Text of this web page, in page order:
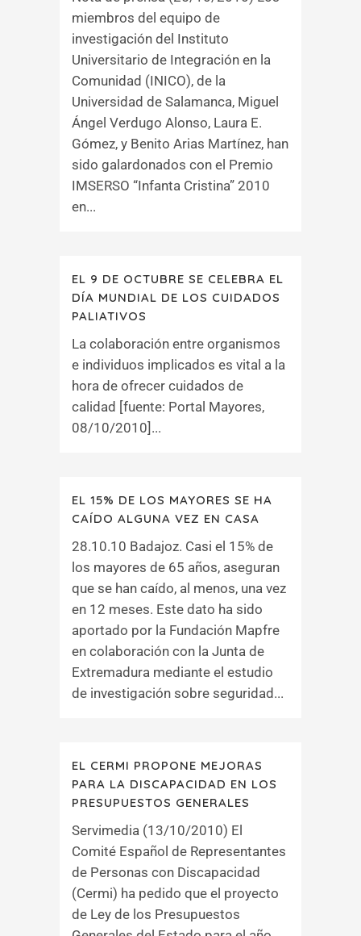
miembros del equipo de
investigación del Instituto
Universitario de Integración en la
Comunidad (INICO), de la
Universidad de Salamanca, Miguel
Ángel Verdugo Alonso, Laura E.
Gómez, y Benito Arias Martínez, han
sido galardonados con el Premio
IMSERSO “Infanta Cristina” 2010
en...
EL 9 DE OCTUBRE SE CELEBRA EL
DÍA MUNDIAL DE LOS CUIDADOS
PALIATIVOS
La colaboración entre organismos
e individuos implicados es vital a la
hora de ofrecer cuidados de
calidad [fuente: Portal Mayores,
08/10/2010]...
EL 15% DE LOS MAYORES SE HA
CAÍDO ALGUNA VEZ EN CASA
28.10.10 Badajoz. Casi el 15% de
los mayores de 65 años, aseguran
que se han caído, al menos, una vez
en 12 meses. Este dato ha sido
aportado por la Fundación Mapfre
en colaboración con la Junta de
Extremadura mediante el estudio
de investigación sobre seguridad...
EL CERMI PROPONE MEJORAS
PARA LA DISCAPACIDAD EN LOS
PRESUPUESTOS GENERALES
Servimedia (13/10/2010) El
Comité Español de Representantes
de Personas con Discapacidad
(Cermi) ha pedido que el proyecto
de Ley de los Presupuestos